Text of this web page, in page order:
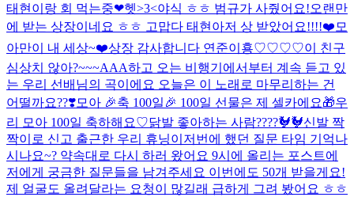
태현이랑 회 먹는중❤헷>3<야식 ㅎㅎ 범규가 사줬어요!오랜만
에 받는 상장이네요 ㅎㅎ 고맙다 태현아저 상 받았어요!!!!❤️ 모
아만이 내 세상~❤️상장 감사합니다 연준이횽♡♡♡♡이 친구
심상치 않아?~~~AAA하고 오는 비행기에서부터 계속 듣고 있
는 우리 선배님의 곡이에요 오늘은 이 노래로 마무리하는 건
어떨까요??❣️모아 🎉축 100일🎉 100일 선물은 제 셀카에요🎁우
리 모아 100일 축하해요♡닭발 좋아하는 사람????🐓🐓신발 짝
짝이로 신고 출근한 우리 휴닝이 저번에 했던 질문 타임 기억나
시나요~? 약속대로 다시 하러 왔어요 9시에 올리는 포스트에
저에게 궁금한 질문들을 남겨주세요 이번에도 50개 받을게요!
제 얼굴도 올려달라는 요청이 많길래 급하게 그려 봤어요 ㅎㅎ